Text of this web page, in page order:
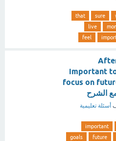
sure
that
live
feel
important to
focus on
أسئلة تعليمية
important
future
goals